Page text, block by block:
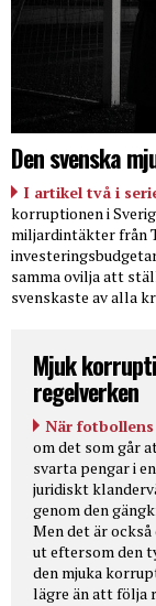
Den svenska
I artikel två i
korruptionen i
miljardintäkter från
samma ovilja att
svenskaste av alla
Mjuk
regelverken
När
om det som går
svarta pengar i
juridiskt
genom den
Men det är
ut eftersom den
den mjuka
lägre än att följa